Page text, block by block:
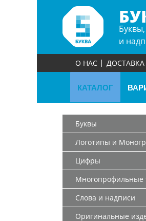
и
О НАС
КАТАЛОГ
Буквы
Логотипы и
Цифры
Многопрофильные
Слова и надписи
Оригинальные